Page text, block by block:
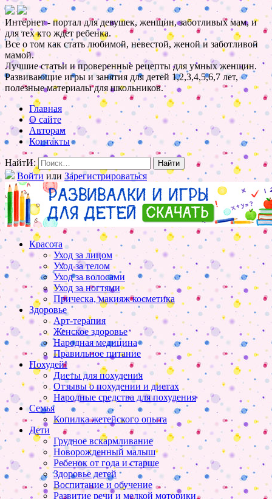
Интернет - портал для девушек, женщин, заботливых мам, и
для тех кто ждет ребенка.
Все о том как стать любимой, невестой, женой и заботливой
мамой.
Лучшие статьи и проверенные рецепты для умных женщин.
Развивающие игры и занятия для детей 1,2,3,4,5,6,7 лет,
полезные материалы для школьников.
Главная
О сайте
Авторам
Контакты
НайтИ:
Войти или Зарегистрироваться
Красота
Уход за лицом
Уход за телом
Уход за волосами
Уход за ногтями
Прическа, макияж косметика
Здоровье
Арт-терапия
Женское здоровье
Народная медицина
Правильное питание
Похудей!
Диеты для похудения
Отзывы о похудении и диетах
Народные средства для похудения
Семья
Копилка жетейского опыта
Дети
Грудное вскармливание
Новорожденный малыш
Ребенок от года и старше
Здоровье детей
Воспитание и обучение
Развитие речи и мелкой моторики